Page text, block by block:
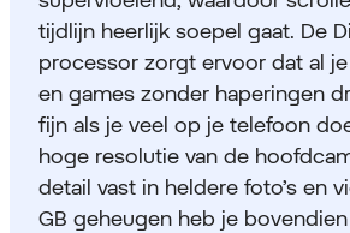
tijdlijn heerlijk soepel gaat. De
processor zorgt ervoor dat al
en games zonder haperingen
fijn als je veel op je telefoon
hoge resolutie van de
detail vast in heldere foto’s en
GB geheugen heb je